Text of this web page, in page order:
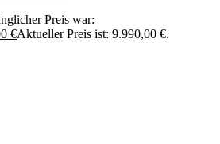
Preis war:
€Aktueller Preis ist: 9.990,00 €.